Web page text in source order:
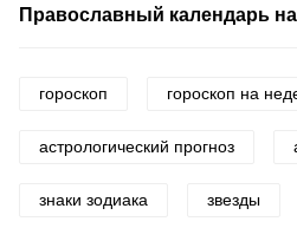
Православный календарь
гороскоп гороскоп на
астрологический прогноз
знаки зодиака звезды